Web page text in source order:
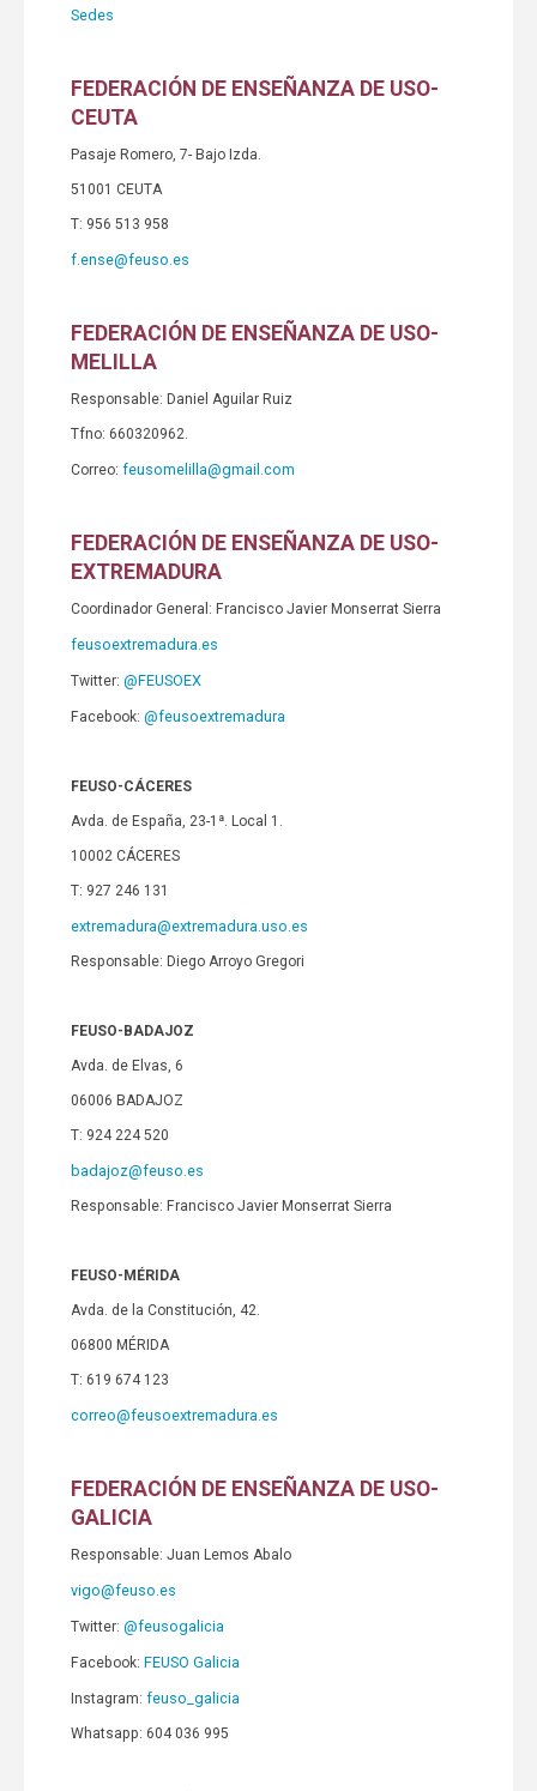
Sedes
FEDERACIÓN DE ENSEÑANZA DE USO-
CEUTA
Pasaje Romero, 7- Bajo Izda.
51001 CEUTA
T: 956 513 958
f.ense@feuso.es
FEDERACIÓN DE ENSEÑANZA DE USO-
MELILLA
Responsable: Daniel Aguilar Ruiz
Tfno: 660320962.
Correo: feusomelilla@gmail.com
FEDERACIÓN DE ENSEÑANZA DE USO-
EXTREMADURA
Coordinador General: Francisco Javier Monserrat Sierra
feusoextremadura.es
Twitter: @FEUSOEX
Facebook: @feusoextremadura
FEUSO-CÁCERES
Avda. de España, 23-1ª. Local 1.
10002 CÁCERES
T: 927 246 131
extremadura@extremadura.uso.es
Responsable: Diego Arroyo Gregori
FEUSO-BADAJOZ
Avda. de Elvas, 6
06006 BADAJOZ
T: 924 224 520
badajoz@feuso.es
Responsable: Francisco Javier Monserrat Sierra
FEUSO-MÉRIDA
Avda. de la Constitución, 42.
06800 MÉRIDA
T: 619 674 123
correo@feusoextremadura.es
FEDERACIÓN DE ENSEÑANZA DE USO-
GALICIA
Responsable: Juan Lemos Abalo
vigo@feuso.es
Twitter: @feusogalicia
Facebook: FEUSO Galicia
Instagram: feuso_galicia
Whatsapp: 604 036 995